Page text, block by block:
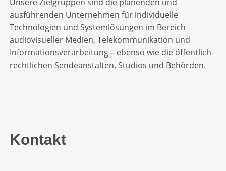
ausführenden Unternehmen für individuelle
Technologien und Systemlösungen im Bereich
audiovisueller Medien, Telekommunikation und
Informationsverarbeitung – ebenso wie die öffentlich-
rechtlichen Sendeanstalten, Studios und Behörden.
Kontakt